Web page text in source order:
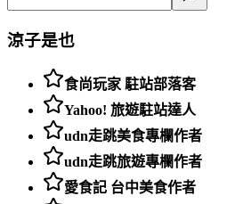
涼子是也
食尚玩家 駐站部落客
Yahoo! 旅遊駐站達人
udn走跳美食專欄作者
udn走跳旅遊專欄作者
愛食記 台中美食作者